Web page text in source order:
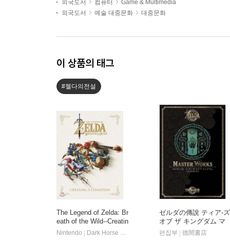
외국도서
컴퓨터
Game & Multimedia
외국도서
예술 대중문화 대중문화
이 상품의 태그
#젤다의전설
The Legend of Zelda: Br
eath of the Wild--Creatin
g a Champion
Nintendo
Dark Horse Books
ゼルダの傳說 ティア-ズ
オブ ザ キングダム マ
スタ-ワ-クス
편집부
德間書店